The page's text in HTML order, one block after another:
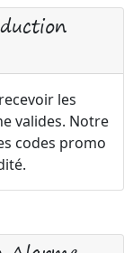
les
valides. Notre
codes promo